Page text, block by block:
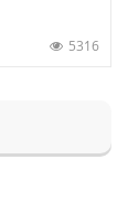
5316